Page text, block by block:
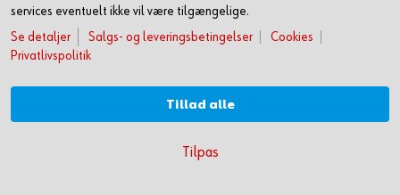
services eventuelt ikke vil være tilgængelige.
Se detaljer
Salgs- og leveringsbetingelser
Cookies
Privatlivspolitik
Tillad alle
Tilpas
OPRET DIG OG FÅ ADGANG TIL 50.000 PRODUKTER >